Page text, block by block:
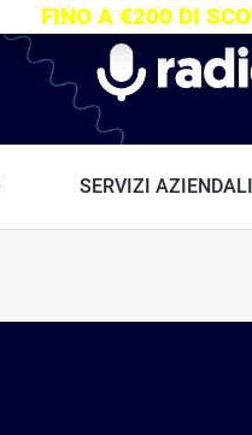
SERVIZI AZIENDALI
FINO A €200 DI